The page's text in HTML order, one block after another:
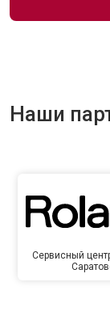
Наши
Сервисный